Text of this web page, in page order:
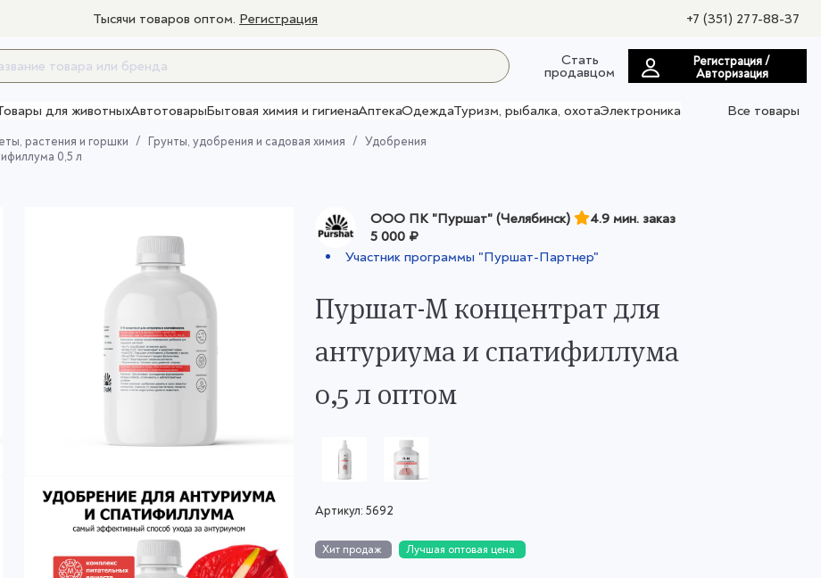
Тысячи товаров оптом. Регистрация +7 (351) 277-88-37
Стать
продавцом
Регистрация /
Авторизация
для животныхАвтотоварыБытовая химия и гигиенаАптекаОдеждаТуризм, рыбалка, охотаЭлектроника
Все товары
растения и горшки Грунты, удобрения и садовая химия
Удобрения
0,5 л
ООО ПК "Пуршат" (Челябинск)
4.9 мин. заказ
5 000 ₽
Участник программы "Пуршат-Партнер"
Пуршат-М концентрат для
антуриума и спатифиллума
0,5 л оптом
Артикул: 5692
Хит продаж Лучшая оптовая цена